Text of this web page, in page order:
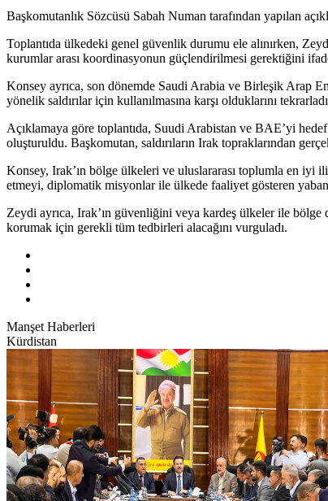
Başkomutanlık Sözcüsü Sabah Numan tarafından yapılan
Toplantıda ülkedeki genel güvenlik durumu ele alınırken,
kurumlar arası koordinasyonun güçlendirilmesi gerektiğini
Konsey ayrıca, son dönemde Saudi Arabia ve Birleşik Arap
yönelik saldırılar için kullanılmasına karşı olduklarını
Açıklamaya göre toplantıda, Suudi Arabistan ve BAE’yi
oluşturuldu. Başkomutan, saldırıların Irak topraklarından
Konsey, Irak’ın bölge ülkeleri ve uluslararası toplumla en iyi
etmeyi, diplomatik misyonlar ile ülkede faaliyet gösteren
Zeydi ayrıca, Irak’ın güvenliğini veya kardeş ülkeler ile
korumak için gerekli tüm tedbirleri alacağını vurguladı.
Manşet Haberleri
Kürdistan